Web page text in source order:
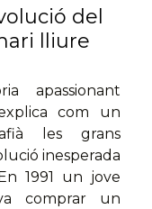
del
lliure
apassionant
com un
les grans
inesperada
1991 un jove
comprar un